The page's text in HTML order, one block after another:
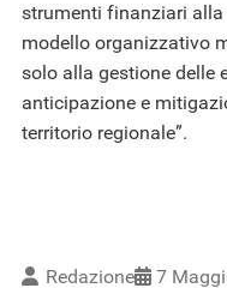
strumenti finanziari
modello organizzativo
solo alla gestione delle
anticipazione e
territorio regionale”.
Redazione 7